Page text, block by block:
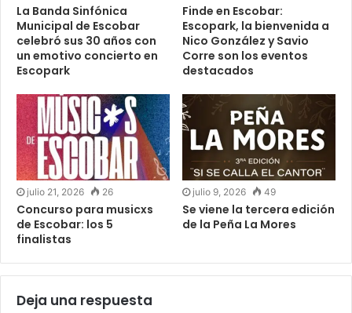
La Banda Sinfónica
Municipal de Escobar
celebró sus 30 años con
un emotivo concierto en
Escopark
Finde en Escobar:
Escopark, la bienvenida a
Nico González y Savio
Corre son los eventos
destacados
julio 21, 2026 26
Concurso para musicxs
de Escobar: los 5
finalistas
julio 9, 2026 49
Se viene la tercera edición
de la Peña La Mores
Deja una respuesta